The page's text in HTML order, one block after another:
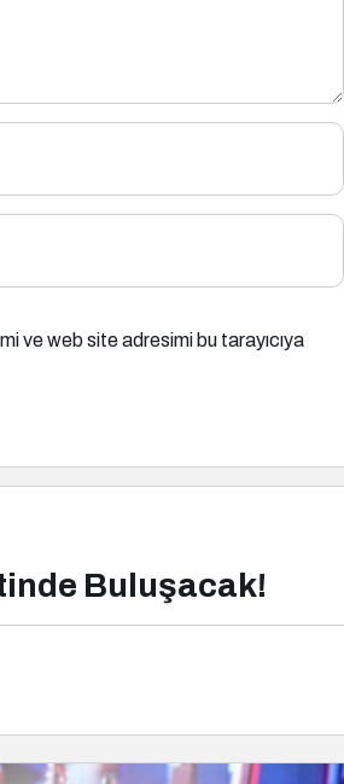
ve web site adresimi bu tarayıcıya
Buluşacak!